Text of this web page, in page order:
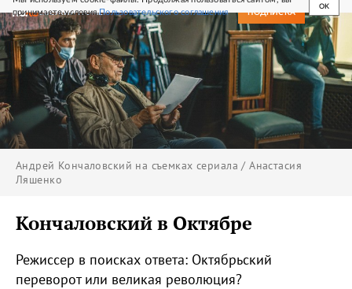
принимаете условияПользовательского соглашения
OK
СВЕЖИЙ НОМЕР ПОДПИСКА
Андрей Кончаловский на съемках сериала / Анастасия
Ляшенко
Кончаловский в Октябре
Режиссер в поисках ответа: Октябрьский
переворот или великая революция?